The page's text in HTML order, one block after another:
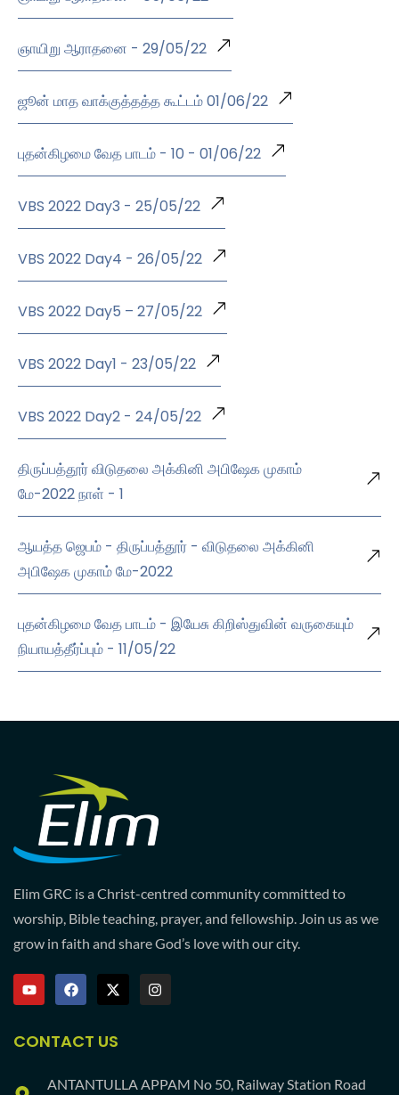
ஞாயிறு ஆராதனை - 29/05/22
ஜூன் மாத வாக்குத்தத்த கூட்டம் 01/06/22
புதன்கிழமை வேத பாடம் - 10 - 01/06/22
VBS 2022 Day3 - 25/05/22
VBS 2022 Day4 - 26/05/22
VBS 2022 Day5 – 27/05/22
VBS 2022 Day1 - 23/05/22
VBS 2022 Day2 - 24/05/22
திருப்பத்தூர் விடுதலை அக்கினி அபிஷேக முகாம்
மே-2022 நாள் - 1
ஆயத்த ஜெபம் - திருப்பத்தூர் - விடுதலை அக்கினி
அபிஷேக முகாம் மே-2022
புதன்கிழமை வேத பாடம் - இயேசு கிறிஸ்துவின் வருகையும்
நியாயத்தீர்ப்பும் - 11/05/22
Elim GRC is a Christ-centred community committed to
worship, Bible teaching, prayer, and fellowship. Join us as we
grow in faith and share God’s love with our city.
CONTACT US
ANTANTULLA APPAM No 50, Railway Station Road